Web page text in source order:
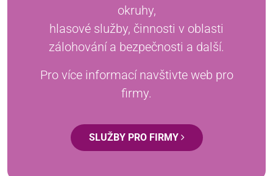
okruhy,
hlasové služby, činnosti v oblasti
zálohování a bezpečnosti a další.
Pro více informací navštivte web pro
firmy.
SLUŽBY PRO FIRMY